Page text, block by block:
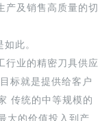
产及销售高质量的切
此。
行业的精密刀具供应
标就是提供给客户
传统的中等规模的
大的价值投入到产